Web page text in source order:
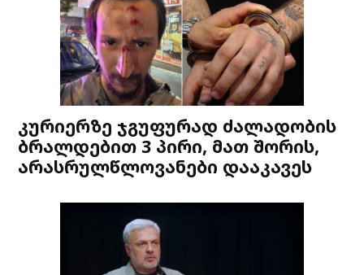
კურიერზე ჯგუფურად ძალადობის
ბრალდებით 3 პირი, მათ შორის,
არასრულწლოვანები დააკავეს